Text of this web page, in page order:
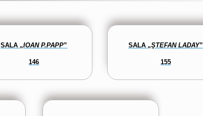
SALA „IOAN P.PAPP”
146
SALA „ŞTEFAN LADAY”
155